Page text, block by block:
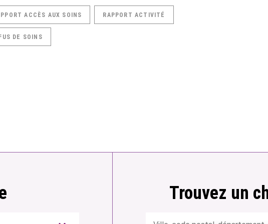
ACCÈS AUX SOINS RAPPORT ACTIVITÉ
DE SOINS
Trouvez un